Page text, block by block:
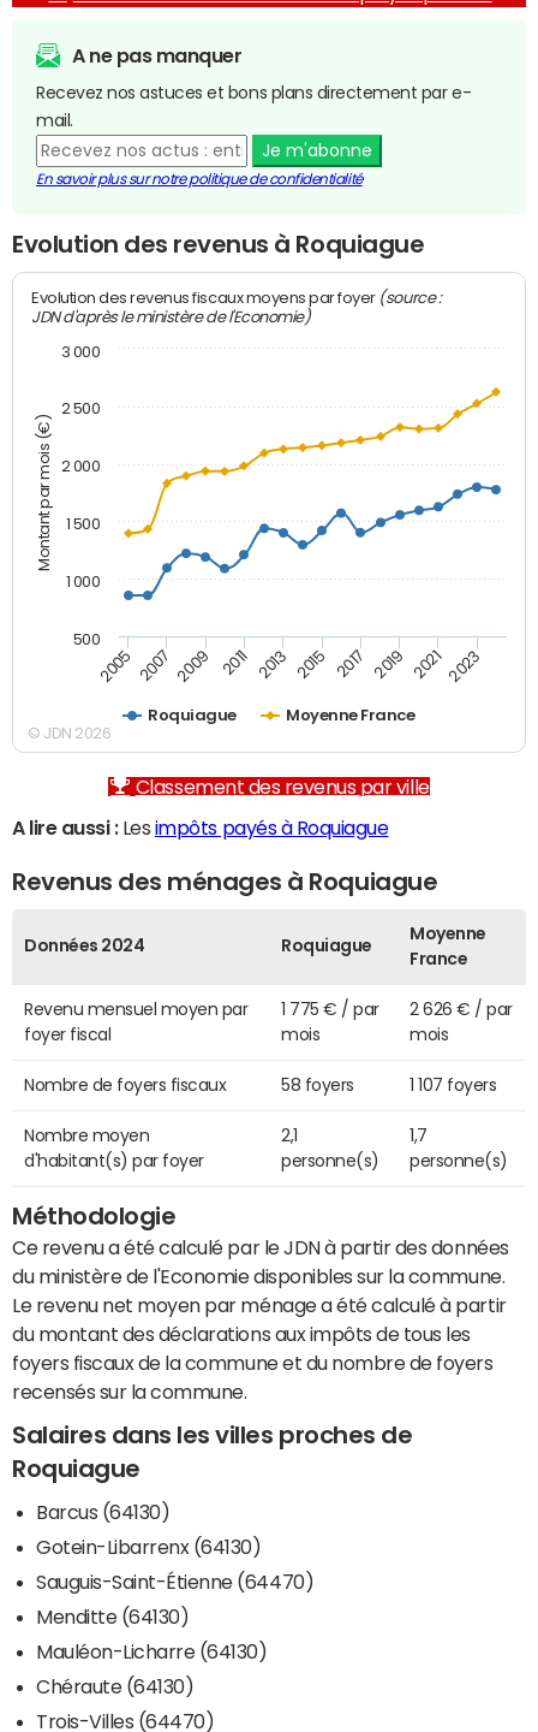
A ne pas manquer
Recevez nos astuces et bons plans directement par e-
mail.
Je m'abonne
En savoir plus sur notre politique de confidentialité
Evolution des revenus à Roquiague
Montant par mois (€)
Evolution des revenus fiscaux moyens par foyer (source :
JDN d'après le ministère de l'Economie)
Roquiague Moyenne France
2005 2007 2009 2011 2013 2015 2017 2019 2021 2023
500
1 000
1 500
2 000
2 500
3 000
© JDN 2026
Classement des revenus par ville
A lire aussi :Les impôts payés à Roquiague
Revenus des ménages à Roquiague
Données 2024 Roquiague
Moyenne
France
Revenu mensuel moyen par
foyer fiscal
1 775 € / par
mois
2 626 € / par
mois
Nombre de foyers fiscaux 58 foyers 1 107 foyers
Nombre moyen
d'habitant(s) par foyer
2,1
personne(s)
1,7
personne(s)
Méthodologie
Ce revenu a été calculé par le JDN à partir des données
du ministère de l'Economie disponibles sur la commune.
Le revenu net moyen par ménage a été calculé à partir
du montant des déclarations aux impôts de tous les
foyers fiscaux de la commune et du nombre de foyers
recensés sur la commune.
Salaires dans les villes proches de
Roquiague
Barcus (64130)
Gotein-Libarrenx (64130)
Sauguis-Saint-Étienne (64470)
Menditte (64130)
Mauléon-Licharre (64130)
Chéraute (64130)
Trois-Villes (64470)